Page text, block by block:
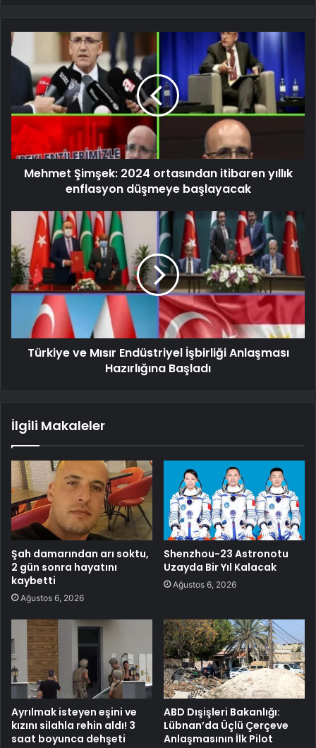
Mehmet Şimşek: 2024 ortasından itibaren yıllık
enflasyon düşmeye başlayacak
Türkiye ve Mısır Endüstriyel İşbirliği Anlaşması
Hazırlığına Başladı
İlgili Makaleler
Şah damarından arı soktu,
2 gün sonra hayatını
kaybetti
Ağustos 6, 2026
Shenzhou-23 Astronotu
Uzayda Bir Yıl Kalacak
Ağustos 6, 2026
Ayrılmak isteyen eşini ve
kızını silahla rehin aldı! 3
saat boyunca dehşeti
ABD Dışişleri Bakanlığı:
Lübnan’da Üçlü Çerçeve
Anlaşmasının İlk Pilot